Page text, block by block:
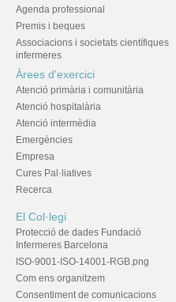
Agenda professional
Premis i beques
Associacions i societats científiques
infermeres
Àrees d'exercici
Atenció primària i comunitària
Atenció hospitalària
Atenció intermèdia
Emergències
Empresa
Cures Pal·liatives
Recerca
El Col·legi
Protecció de dades Fundació
Infermeres Barcelona
ISO-9001-ISO-14001-RGB.png
Com ens organitzem
Consentiment de comunicacions